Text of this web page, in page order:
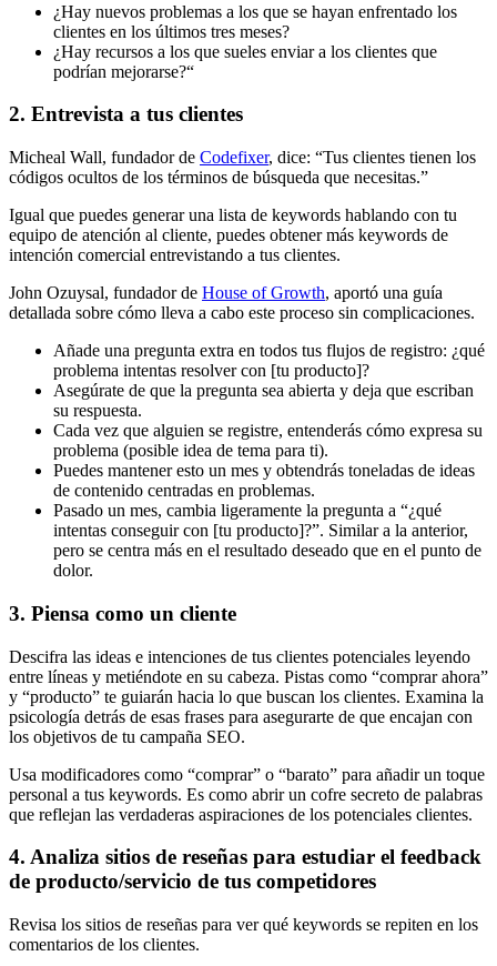
¿Hay nuevos problemas a los que se hayan enfrentado los
clientes en los últimos tres meses?
¿Hay recursos a los que sueles enviar a los clientes que
podrían mejorarse?“
2. Entrevista a tus clientes
Micheal Wall, fundador de Codefixer, dice: “Tus clientes tienen los
códigos ocultos de los términos de búsqueda que necesitas.”
Igual que puedes generar una lista de keywords hablando con tu
equipo de atención al cliente, puedes obtener más keywords de
intención comercial entrevistando a tus clientes.
John Ozuysal, fundador de House of Growth, aportó una guía
detallada sobre cómo lleva a cabo este proceso sin complicaciones.
Añade una pregunta extra en todos tus flujos de registro: ¿qué
problema intentas resolver con [tu producto]?
Asegúrate de que la pregunta sea abierta y deja que escriban
su respuesta.
Cada vez que alguien se registre, entenderás cómo expresa su
problema (posible idea de tema para ti).
Puedes mantener esto un mes y obtendrás toneladas de ideas
de contenido centradas en problemas.
Pasado un mes, cambia ligeramente la pregunta a “¿qué
intentas conseguir con [tu producto]?”. Similar a la anterior,
pero se centra más en el resultado deseado que en el punto de
dolor.
3. Piensa como un cliente
Descifra las ideas e intenciones de tus clientes potenciales leyendo
entre líneas y metiéndote en su cabeza. Pistas como “comprar ahora”
y “producto” te guiarán hacia lo que buscan los clientes. Examina la
psicología detrás de esas frases para asegurarte de que encajan con
los objetivos de tu campaña SEO.
Usa modificadores como “comprar” o “barato” para añadir un toque
personal a tus keywords. Es como abrir un cofre secreto de palabras
que reflejan las verdaderas aspiraciones de los potenciales clientes.
4. Analiza sitios de reseñas para estudiar el feedback
de producto/servicio de tus competidores
Revisa los sitios de reseñas para ver qué keywords se repiten en los
comentarios de los clientes.